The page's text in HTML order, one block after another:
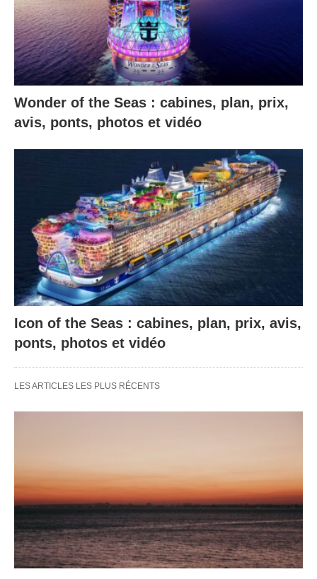
Wonder of the Seas : cabines, plan, prix,
avis, ponts, photos et vidéo
Icon of the Seas : cabines, plan, prix, avis,
ponts, photos et vidéo
LES ARTICLES LES PLUS RÉCENTS